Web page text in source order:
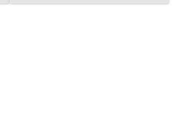
も安心です。